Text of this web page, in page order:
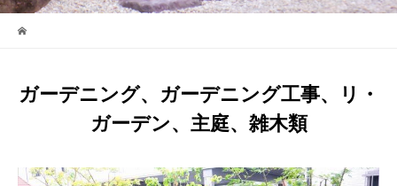
ガーデニング、ガーデニング工事、リ・
ガーデン、主庭、雑木類